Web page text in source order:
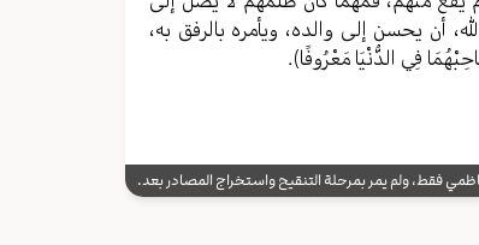
أن يحسن إلى والده، ويأمره بالرفق به،
فِي الدُّنْيَا مَعْرُوفًا﴾.
فقط، ولم يمر بمرحلة التنقيح واستخراج المصادر بعد.